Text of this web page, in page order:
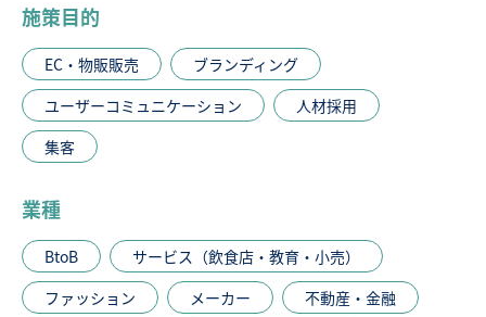
施策目的
EC・物販販売
ブランディング
ユーザーコミュニケーション
人材採用
集客
業種
BtoB
サービス（飲食店・教育・小売）
ファッション
メーカー
不動産・金融